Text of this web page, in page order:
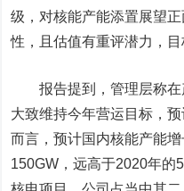
级，对核能产能添置展望
性，且估值有重评潜力，目
报告提到，管理层称在
大致维持今年营运目标，
而言，预计国内核能产能
150GW，远高于2020年的